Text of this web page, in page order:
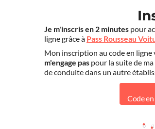
Je m'inscris en 2 minutes pour
ligne grâce à Pass Rousseau
Mon inscription au code en
m'engage pas pour la suite de
de conduite dans un autre
Code